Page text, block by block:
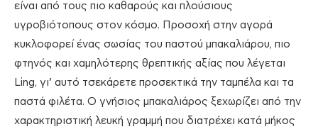
είναι από τους πιο καθαρούς και πλούσιους
υγροβιότοπους στον κόσμο. Προσοχή στην αγορά
κυκλοφορεί ένας σωσίας του παστού μπακαλιάρου, πιο
φτηνός και χαμηλότερης θρεπτικής αξίας που λέγεται
Ling, γι’ αυτό τσεκάρετε προσεκτικά την ταμπέλα και τα
παστά φιλέτα. Ο γνήσιος μπακαλιάρος ξεχωρίζει από την
χαρακτηριστική λευκή γραμμή που διατρέχει κατά μήκος